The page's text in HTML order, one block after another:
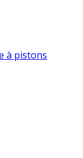
à pistons